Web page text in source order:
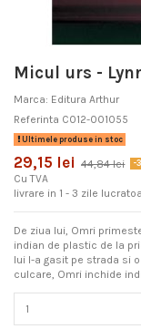
Micul urs -
Marca: Editura Arthur
Referinta C012-001055
Ultimele produse in stoc
29,15 lei 44,84 lei -
Cu TVA
livrare in 1 - 3 zile
De ziua lui, Omri
indian de plastic de la
lui l-a gasit pe strada si
culcare, Omri inchide